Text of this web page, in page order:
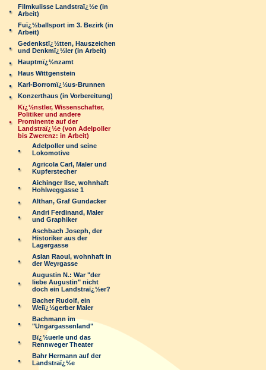
Filmkulisse Landstraï¿½e (in
Arbeit)
Fuï¿½ballsport im 3. Bezirk (in
Arbeit)
Gedenkstï¿½tten, Hauszeichen
und Denkmï¿½ler (in Arbeit)
Hauptmï¿½nzamt
Haus Wittgenstein
Karl-Borromï¿½us-Brunnen
Konzerthaus (in Vorbereitung)
Kï¿½nstler, Wissenschafter,
Politiker und andere
Prominente auf der
Landstraï¿½e (von Adelpoller
bis Zwerenz: in Arbeit)
Adelpoller und seine
Lokomotive
Agricola Carl, Maler und
Kupferstecher
Aichinger Ilse, wohnhaft
Hohlweggasse 1
Althan, Graf Gundacker
Andri Ferdinand, Maler
und Graphiker
Aschbach Joseph, der
Historiker aus der
Lagergasse
Aslan Raoul, wohnhaft in
der Weyrgasse
Augustin N.: War "der
liebe Augustin" nicht
doch ein Landstraï¿½er?
Bacher Rudolf, ein
Weiï¿½gerber Maler
Bachmann im
"Ungargassenland"
Bï¿½uerle und das
Rennweger Theater
Bahr Hermann auf der
Landstraï¿½e